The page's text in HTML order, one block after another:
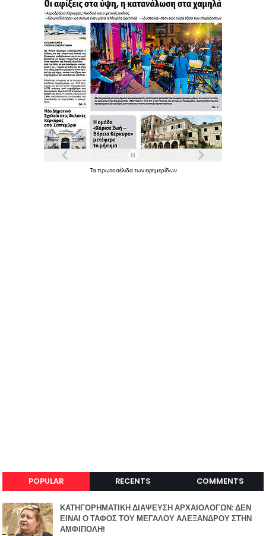
Ταπρωτοσέλιδατωνεφημερίδων
POPULAR RECENTS COMMENTS
ΚΑΤΗΓΟΡΗΜΑΤΙΚΗ ΔΙΑΨΕΥΣΗ ΑΡΧΑΙΟΛΟΓΩΝ: ΔΕΝ
ΕΙΝΑΙ Ο ΤΑΦΟΣ ΤΟΥ ΜΕΓΑΛΟΥ ΑΛΕΞΑΝΔΡΟΥ ΣΤΗΝ
ΑΜΦΙΠΟΛΗ!